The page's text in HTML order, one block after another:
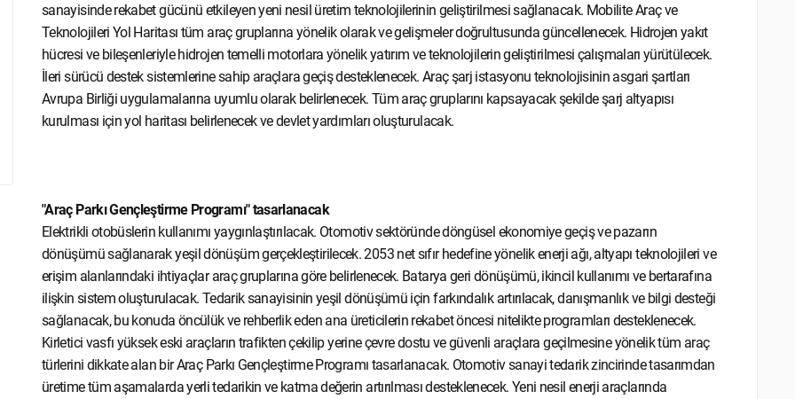
sanayisinde rekabet gücünü etkileyen yeni nesil üretim teknolojilerinin geliştirilmesi sağlanacak. Mobilite Araç ve
Teknolojileri Yol Haritası tüm araç gruplarına yönelik olarak ve gelişmeler doğrultusunda güncellenecek. Hidrojen yakıt
hücresi ve bileşenleriyle hidrojen temelli motorlara yönelik yatırım ve teknolojilerin geliştirilmesi çalışmaları yürütülecek.
İleri sürücü destek sistemlerine sahip araçlara geçiş desteklenecek. Araç şarj istasyonu teknolojisinin asgari şartları
Avrupa Birliği uygulamalarına uyumlu olarak belirlenecek. Tüm araç gruplarını kapsayacak şekilde şarj altyapısı
kurulması için yol haritası belirlenecek ve devlet yardımları oluşturulacak.
"Araç Parkı Gençleştirme Programı" tasarlanacak
Elektrikli otobüslerin kullanımı yaygınlaştırılacak. Otomotiv sektöründe döngüsel ekonomiye geçiş ve pazarın
dönüşümü sağlanarak yeşil dönüşüm gerçekleştirilecek. 2053 net sıfır hedefine yönelik enerji ağı, altyapı teknolojileri ve
erişim alanlarındaki ihtiyaçlar araç gruplarına göre belirlenecek. Batarya geri dönüşümü, ikincil kullanımı ve bertarafına
ilişkin sistem oluşturulacak. Tedarik sanayisinin yeşil dönüşümü için farkındalık artırılacak, danışmanlık ve bilgi desteği
sağlanacak, bu konuda öncülük ve rehberlik eden ana üreticilerin rekabet öncesi nitelikte programları desteklenecek.
Kirletici vasfı yüksek eski araçların trafikten çekilip yerine çevre dostu ve güvenli araçlara geçilmesine yönelik tüm araç
türlerini dikkate alan bir Araç Parkı Gençleştirme Programı tasarlanacak. Otomotiv sanayi tedarik zincirinde tasarımdan
üretime tüm aşamalarda yerli tedarikin ve katma değerin artırılması desteklenecek. Yeni nesil enerji araçlarında